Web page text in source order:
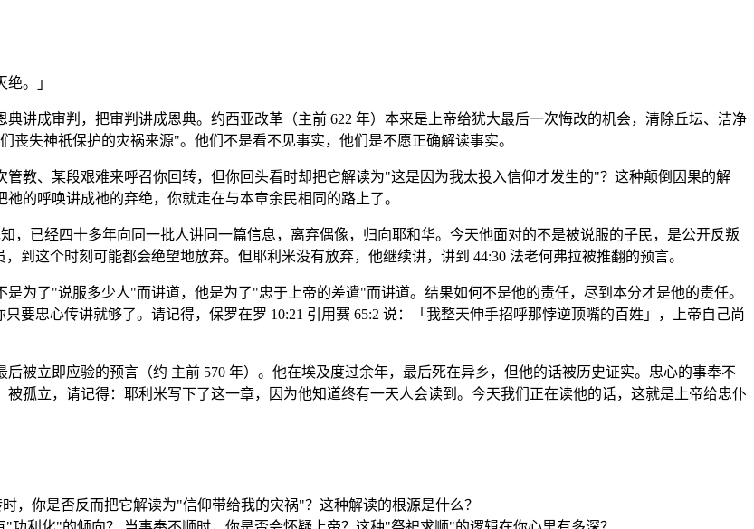
。」
讲成审判，把审判讲成恩典。约西亚改革（主前 622 年）本来是上帝给犹大最后一次悔改的机会，清除丘坛、洁净
失神祇保护的灾祸来源"。他们不是看不见事实，他们是不愿正确解读事实。
教、某段艰难来呼召你回转，但你回头看时却把它解读为"这是因为我太投入信仰才发生的"？这种颠倒因果的解
的呼唤讲成祂的弃绝，你就走在与本章余民相同的路上了。
，已经四十多年向同一批人讲同一篇信息，离弃偶像，归向耶和华。今天他面对的不是被说服的子民，是公开反叛
到这个时刻可能都会绝望地放弃。但耶利米没有放弃，他继续讲，讲到 44:30 法老何弗拉被推翻的预言。
为了"说服多少人"而讲道，他是为了"忠于上帝的差遣"而讲道。结果如何不是他的责任，尽到本分才是他的责任。
要忠心传讲就够了。请记得，保罗在罗 10:21 引用赛 65:2 说：「我整天伸手招呼那悖逆顶嘴的百姓」，上帝自己尚
被立即应验的预言（约 主前 570 年）。他在埃及度过余年，最后死在异乡，但他的话被历史证实。忠心的事奉不
孤立，请记得：耶利米写下了这一章，因为他知道终有一天人会读到。今天我们正在读他的话，这就是上帝给忠仆
，你是否反而把它解读为"信仰带给我的灾祸"？这种解读的根源是什么？